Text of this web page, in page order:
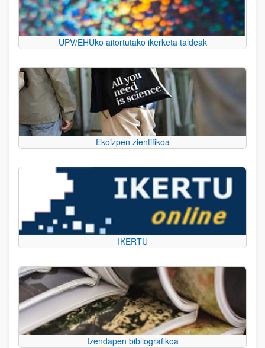
UPV/EHUko aitortutako ikerketa taldeak
Ekoizpen zientifikoa
IKERTU
Izendapen bibliografikoa